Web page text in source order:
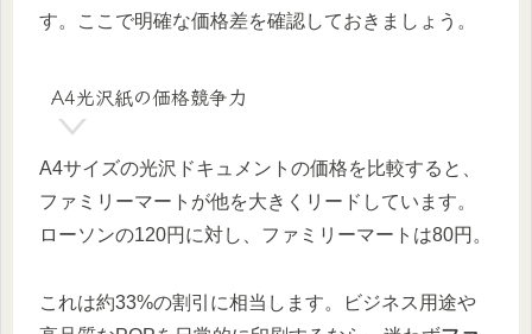
す。ここで明確な価格差を確認しておきましょう。
A4光沢紙の価格競争力
A4サイズの光沢ドキュメントの価格を比較すると、
ファミリーマートが他を大きくリードしています。
ローソンの120円に対し、ファミリーマートは80円。
これは約33%の割引に相当します。ビジネス用途や